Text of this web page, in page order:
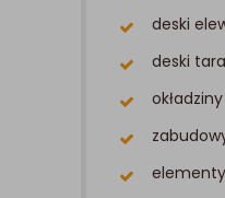
deski
deski